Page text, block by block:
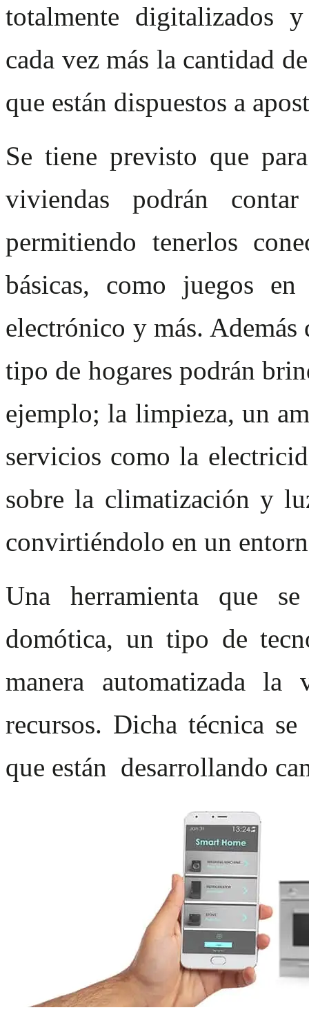
totalmente digitalizados
cada vez más la cantidad
que están dispuestos a
Se tiene previsto que
viviendas podrán
permitiendo tenerlos
básicas, como juegos
electrónico y más. Además
tipo de hogares podrán
ejemplo; la limpieza, un
servicios como la
sobre la climatización y
convirtiéndolo en un
Una herramienta que
domótica, un tipo de
manera automatizada
recursos. Dicha técnica
que están desarrollando